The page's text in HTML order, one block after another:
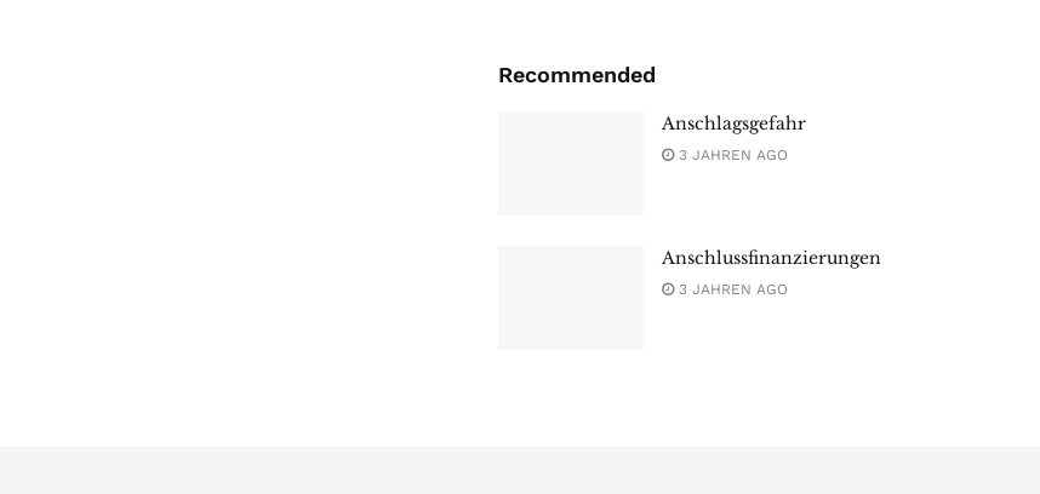
Recommended
Anschlagsgefahr
3 JAHREN AGO
Anschlussfinanzierungen
3 JAHREN AGO